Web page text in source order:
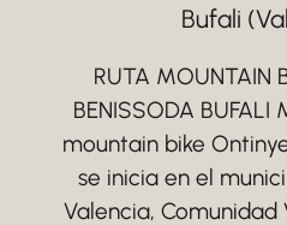
Bufali
RUTA MOUNTAIN
BENISSODA BUFALI
mountain bike
se inicia en el
Valencia,